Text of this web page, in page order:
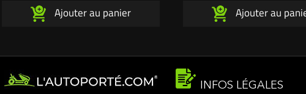
Bestgreen - Rally - Roper - Handy
Power - Mc Culloch -...
Ajouter au panier
- Yardman - Motec - Oléo-Mac -
- Master Cut Références
Ajouter au
INFOS LÉGALES